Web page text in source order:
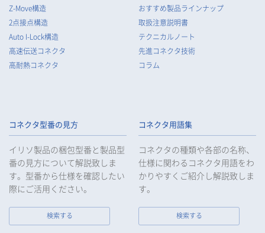
Z-Move構造
2点接点構造
Auto I-Lock構造
高速伝送コネクタ
高耐熱コネクタ
おすすめ製品ラインナップ
取扱注意説明書
テクニカルノート
先進コネクタ技術
コラム
コネクタ型番の見方
イリソ製品の梱包型番と製品型
番の見方について解説致しま
す。型番から仕様を確認したい
際にご活用ください。
検索する
コネクタ用語集
コネクタの種類や各部の名称、
仕様に関わるコネクタ用語をわ
かりやすくご紹介し解説致しま
す。
検索する